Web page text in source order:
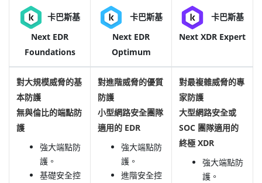
卡巴斯基
Next EDR
Foundations
卡巴斯基
Next EDR
Optimum
卡巴斯基
Next XDR Expert
對大規模威脅的基
本防護
無與倫比的端點防
護
強大端點防
護。
基礎安全控
對進階威脅的優質
防護
小型網路安全團隊
適用的 EDR
強大端點防
護。
進階安全控
對最複雜威脅的專
家防護
大型網路安全或
SOC 團隊適用的
終極 XDR
強大端點防
護。